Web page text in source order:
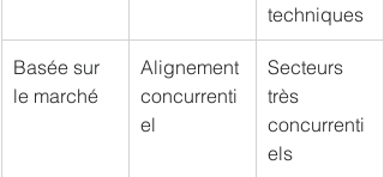
techniques
Basée sur
le marché
Alignement
concurrenti
el
Secteurs
très
concurrenti
els